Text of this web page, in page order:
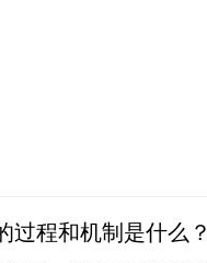
过程和机制是什么？